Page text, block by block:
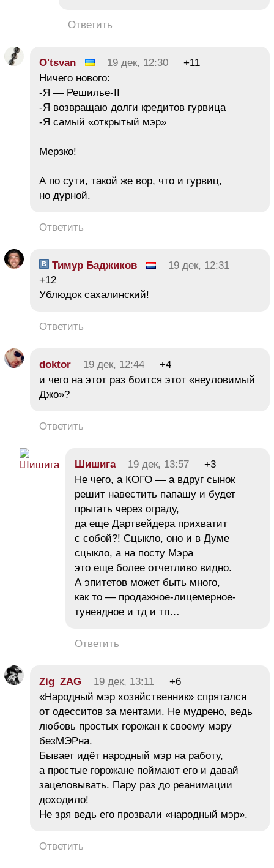
Ответить
O'tsvan 19 дек, 12:30
+11
Ничего нового:
-Я — Решилье-II
-Я возвращаю долги кредитов гурвица
-Я самый «открытый мэр»
Мерзко!
А по сути, такой же вор, что и гурвиц,
но дурной.
Ответить
Тимур Баджиков
19 дек, 12:31
+12
Ублюдок сахалинский!
Ответить
doktor 19 дек, 12:44
+4
и чего на этот раз боится этот «неуловимый
Джо»?
Ответить
Шишига 19 дек, 13:57
+3
Не чего, а КОГО — а вдруг сынок
решит навестить папашу и будет
прыгать через ограду,
да еще Дартвейдера прихватит
с собой?! Сцыкло, оно и в Думе
сцыкло, а на посту Мэра
это еще более отчетливо видно.
А эпитетов может быть много,
как то — продажное-лицемерное-
тунеядное и тд и тп…
Ответить
Zig_ZAG 19 дек, 13:11
+6
«Народный мэр хозяйственник» спрятался
от одесситов за ментами. Не мудрено, ведь
любовь простых горожан к своему мэру
безМЭРна.
Бывает идёт народный мэр на работу,
а простые горожане поймают его и давай
зацеловывать. Пару раз до реанимации
доходило!
Не зря ведь его прозвали «народный мэр».
Ответить